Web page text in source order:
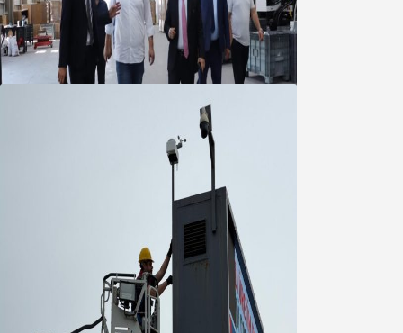
Marmara OSB Müteşebbis Heyeti
Toplantısı gerçekleştirildi
05 Ağustos 2026
Büyükşehir Çevresel İzleme Ağını
Bandırma ile Güçlendirdi
05 Ağustos 2026